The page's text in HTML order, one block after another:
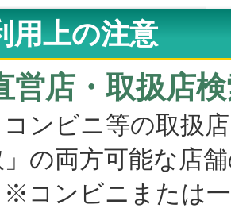
用上の注意
営店・取扱店
ンビニ等の取扱
の両方可能な店
ンビニまたは一